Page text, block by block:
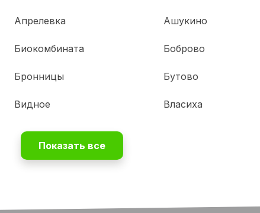
Апрелевка Ашукино
Биокомбината Боброво
Бронницы Бутово
Видное Власиха
Показать все